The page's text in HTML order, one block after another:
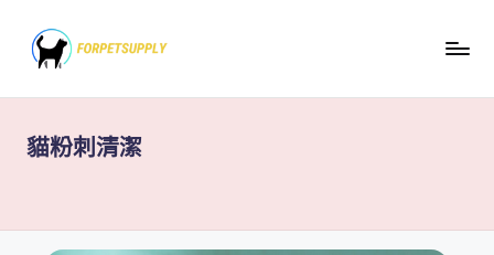
content
貓粉刺清潔